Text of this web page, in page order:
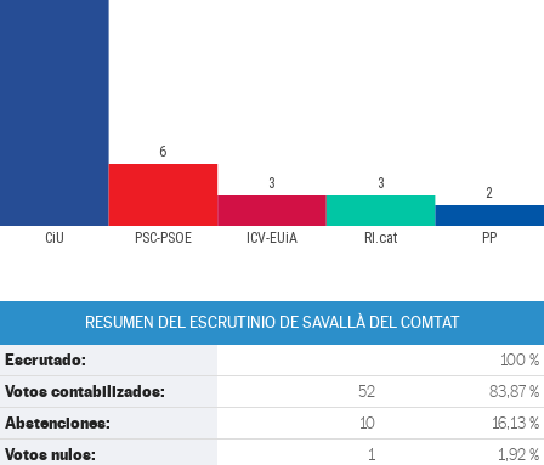
CiU PSC-PSOE ICV-EUiA RI.cat PP
6
3
3
2
RESUMEN DEL ESCRUTINIO DE SAVALLÀ DEL COMTAT
Escrutado: 100 %
Votos contabilizados: 52 83,87 %
Abstenciones: 10 16,13 %
Votos nulos: 1 1,92 %